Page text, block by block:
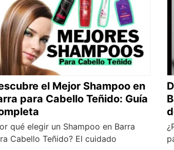
el Mejor Shampoo en
para Cabello Teñido: Guía
qué elegir un Shampoo en Barra
Cabello Teñido? El cuidado